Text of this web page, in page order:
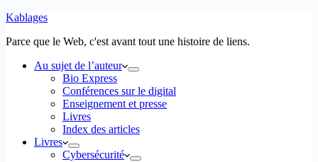
Kablages
Parce que le Web, c'est avant tout une histoire de liens.
Au sujet de l’auteur
Bio Express
Conférences sur le digital
Enseignement et presse
Livres
Index des articles
Livres
Cybersécurité